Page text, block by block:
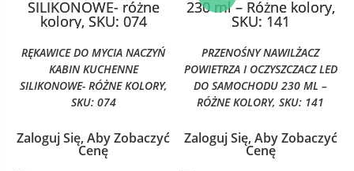
RĘKAWICE DO MYCIA NACZYŃ
KABIN KUCHENNE
SILIKONOWE- RÓŻNE KOLORY,
SKU: 074
Zaloguj Się, Aby Zobaczyć
Cenę
PRZENOŚNY NAWILŻACZ
POWIETRZA I OCZYSZCZACZ LED
DO SAMOCHODU 230 ML –
RÓŻNE KOLORY, SKU: 141
Zaloguj Się, Aby Zobaczyć
Cenę